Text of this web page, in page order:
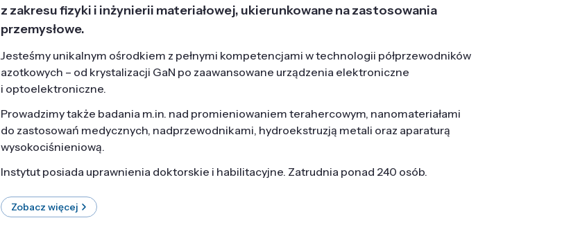
z zakresu fizyki i inżynierii materiałowej, ukierunkowane na zastosowania
przemysłowe.
Jesteśmy unikalnym ośrodkiem z pełnymi kompetencjami w technologii półprzewodników
azotkowych – od krystalizacji GaN po zaawansowane urządzenia elektroniczne
i optoelektroniczne.
Prowadzimy także badania m.in. nad promieniowaniem terahercowym, nanomateriałami
do zastosowań medycznych, nadprzewodnikami, hydroekstruzją metali oraz aparaturą
wysokociśnieniową.
Instytut posiada uprawnienia doktorskie i habilitacyjne. Zatrudnia ponad 240 osób.
Zobacz więcej